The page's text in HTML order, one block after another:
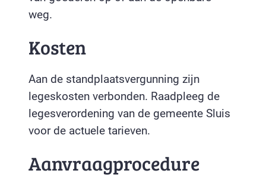
weg.
Kosten
Aan de standplaatsvergunning zijn
legeskosten verbonden. Raadpleeg de
legesverordening van de gemeente Sluis
voor de actuele tarieven.
Aanvraagprocedure